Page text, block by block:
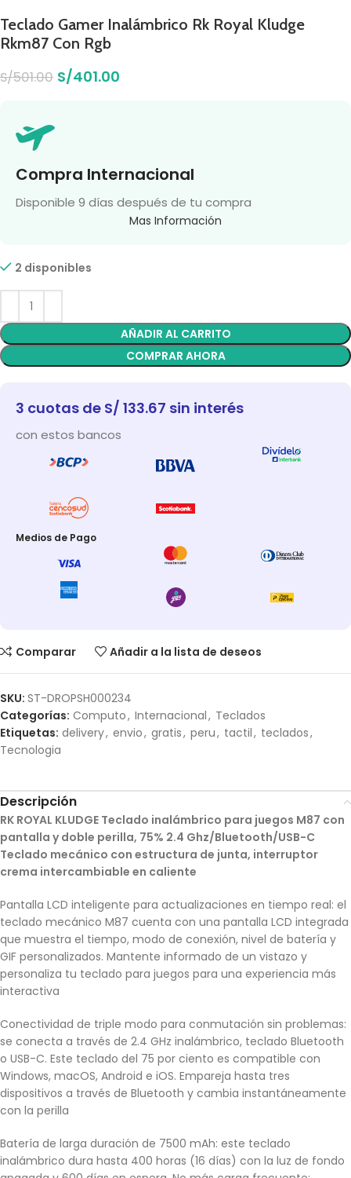
Teclado Gamer Inalámbrico Rk Royal Kludge
Rkm87 Con Rgb
S/501.00 S/401.00
Compra Internacional
Disponible 9 días después de tu compra
Mas Información
2 disponibles
AÑADIR AL CARRITO
COMPRAR AHORA
3 cuotas de S/ 133.67 sin interés
con estos bancos
Medios de Pago
Comparar Añadir a la lista de deseos
SKU: ST-DROPSH000234
Categorías: Computo, Internacional, Teclados
Etiquetas: delivery, envio, gratis, peru, tactil, teclados,
Tecnologia
Descripción
RK ROYAL KLUDGE Teclado inalámbrico para juegos M87 con
pantalla y doble perilla, 75% 2.4 Ghz/Bluetooth/USB-C
Teclado mecánico con estructura de junta, interruptor
crema intercambiable en caliente
Pantalla LCD inteligente para actualizaciones en tiempo real: el
teclado mecánico M87 cuenta con una pantalla LCD integrada
que muestra el tiempo, modo de conexión, nivel de batería y
GIF personalizados. Mantente informado de un vistazo y
personaliza tu teclado para juegos para una experiencia más
interactiva
Conectividad de triple modo para conmutación sin problemas:
se conecta a través de 2.4 GHz inalámbrico, teclado Bluetooth
o USB-C. Este teclado del 75 por ciento es compatible con
Windows, macOS, Android e iOS. Empareja hasta tres
dispositivos a través de Bluetooth y cambia instantáneamente
con la perilla
Batería de larga duración de 7500 mAh: este teclado
inalámbrico dura hasta 400 horas (16 días) con la luz de fondo